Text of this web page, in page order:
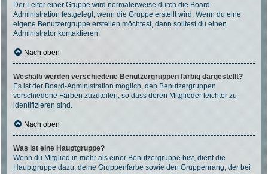
Der Leiter einer Gruppe wird normalerweise durch die Board-
Administration festgelegt, wenn die Gruppe erstellt wird. Wenn du eine
eigene Benutzergruppe erstellen möchtest, dann solltest du einen
Administrator kontaktieren.
Nach oben
Weshalb werden verschiedene Benutzergruppen farbig dargestellt?
Es ist der Board-Administration möglich, den Benutzergruppen
verschiedene Farben zuzuteilen, so dass deren Mitglieder leichter zu
identifizieren sind.
Nach oben
Was ist eine Hauptgruppe?
Wenn du Mitglied in mehr als einer Benutzergruppe bist, dient die
Hauptgruppe dazu, deine Gruppenfarbe sowie den Gruppenrang, der bei